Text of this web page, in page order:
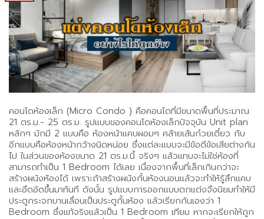
คอนโดห้องเล็ก (Micro Condo ) คือคอนโดที่มีขนาดพื้นที่ประมาณ
21 ตร.ม.- 25 ตร.ม. รูปแบบของคอนโดห้องเล็กปัจจุบัน Unit plan
หลักๆ มักมี 2 แบบคือ ห้องหน้าแคบผอมๆ คล้ายเส้นก๋วยเตี๋ยว กับ
อีกแบบคือห้องหน้ากว้างนิดหน่อย ซึ่งแต่ละแบบจะมีข้อดีข้อเสียต่างกัน
ไป ในส่วนของห้องขนาด 21 ตร.ม.นี้ จริงๆ แล้วแทบจะไม่ใช่ห้องที่
สามารถทำเป็น 1 Bedroom ได้เลย เนื่องจากพื้นที่เล็กเกินกว่าจะ
สร้างผนังห้องได้ เพราะถ้าสร้างผนังกั้นห้องนอนแล้วจะทำให้รู้สึกแคบ
และอึดอัดขึ้นมาทันที ดังนั้น รูปแบบการออกแบบตกแต่งจึงนิยมทำให้มี
ประตูกระจกบานเลื่อนเป็นประตูกั้นห้อง แล้วเรียกกันเองว่า 1
Bedroom ซึ่งแท้จริงแล้วเป็น 1 Bedroom เทียม หากจะเรียกให้ถูก